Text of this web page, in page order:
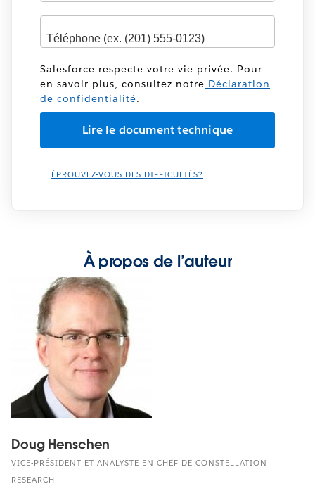
Salesforce respecte votre vie privée. Pour
en savoir plus, consultez notre Déclaration
de confidentialité.
ÉPROUVEZ-VOUS DES DIFFICULTÉS?
À propos de l’auteur
Doug Henschen
VICE-PRÉSIDENT ET ANALYSTE EN CHEF DE CONSTELLATION
RESEARCH